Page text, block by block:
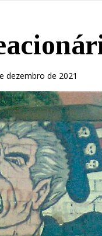
dezembro de 2021